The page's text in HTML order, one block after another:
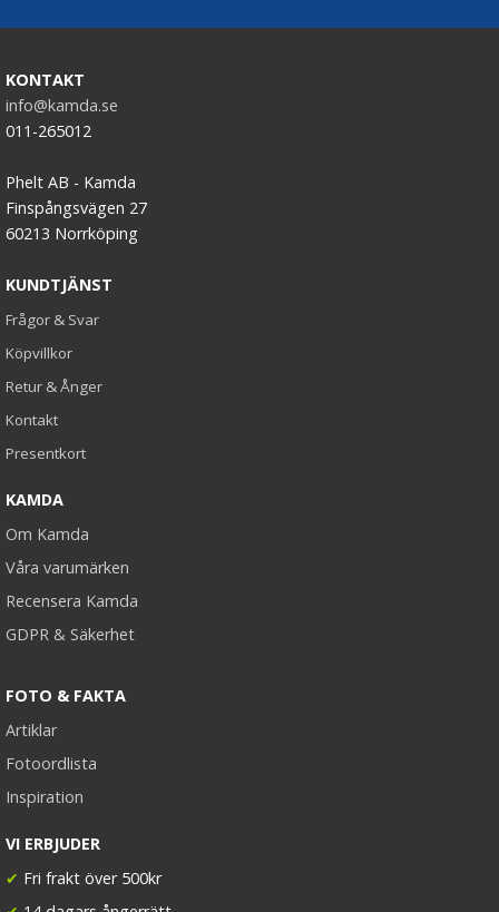
KONTAKT
info@kamda.se
011-265012
Phelt AB - Kamda
Finspångsvägen 27
60213 Norrköping
KUNDTJÄNST
Frågor & Svar
Köpvillkor
Retur & Ånger
Kontakt
Presentkort
KAMDA
Om Kamda
Våra varumärken
Recensera Kamda
GDPR & Säkerhet
FOTO & FAKTA
Artiklar
Fotoordlista
Inspiration
VI ERBJUDER
✔ Fri frakt över 500kr